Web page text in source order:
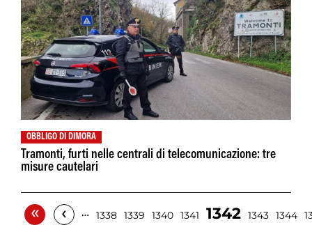
OBBLIGO DI DIMORA
Tramonti, furti nelle centrali di telecomunicazione: tre
misure cautelari
« ‹ … 1338 1339 1340 1341 1342 1343 1344